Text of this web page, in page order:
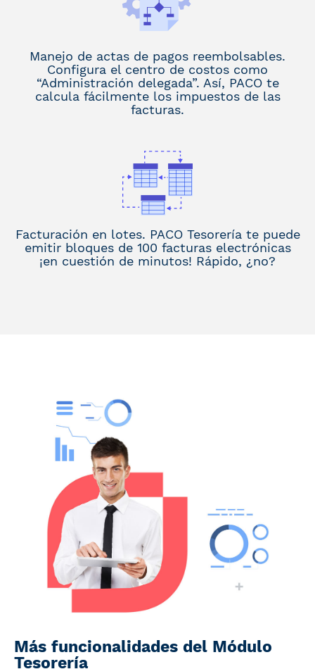
Manejo de actas de pagos reembolsables.
Configura el centro de costos como
“Administración delegada”. Así, PACO te
calcula fácilmente los impuestos de las
facturas.
Facturación en lotes. PACO Tesorería te puede
emitir bloques de 100 facturas electrónicas
¡en cuestión de minutos! Rápido, ¿no?
Más funcionalidades del Módulo
Tesorería